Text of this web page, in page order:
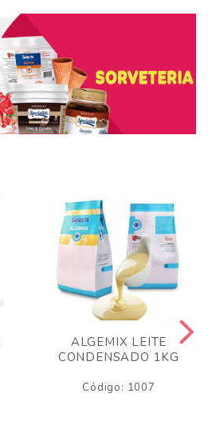
ALGEMIX LEITE
CONDENSADO 1KG
Código: 1007